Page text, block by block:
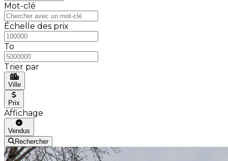
Mot-clé
Échelle des prix
To
Trier par
Ville
Prix
Affichage
Vendus
Rechercher